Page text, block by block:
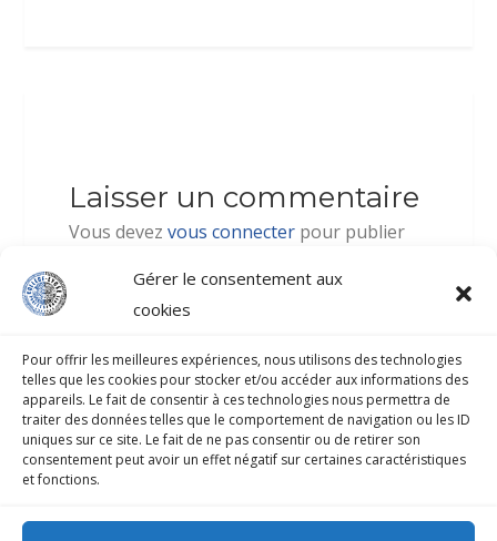
Gérer le consentement aux
cookies
Pour offrir les meilleures expériences, nous utilisons des technologies
telles que les cookies pour stocker et/ou accéder aux informations des
appareils. Le fait de consentir à ces technologies nous permettra de
traiter des données telles que le comportement de navigation ou les ID
uniques sur ce site. Le fait de ne pas consentir ou de retirer son
consentement peut avoir un effet négatif sur certaines caractéristiques
et fonctions.
Laisser un commentaire
Vous devezvous connecter pour publier
COLLÈGE-LYCÉE PROFESSIONNEL D’ATUONA
Secrétariat : 40 917 070